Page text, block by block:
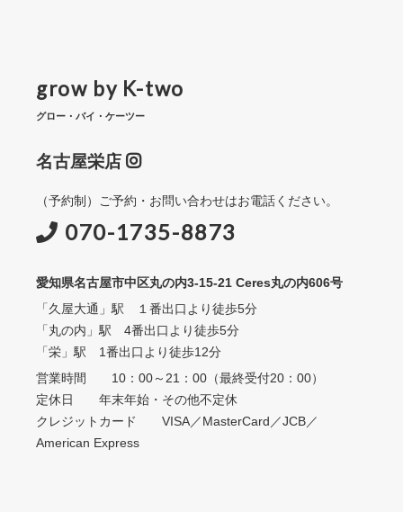
grow by K-two
グロー・バイ・ケーツー
名古屋栄店
（予約制）ご予約・お問い合わせはお電話ください。
070-1735-8873
愛知県名古屋市中区丸の内3-15-21 Ceres丸の内606号
「久屋大通」駅 １番出口より徒歩5分
「丸の内」駅 4番出口より徒歩5分
「栄」駅 1番出口より徒歩12分
営業時間 10：00～21：00（最終受付20：00）
定休日 年末年始・その他不定休
クレジットカード VISA／MasterCard／JCB／
American Express